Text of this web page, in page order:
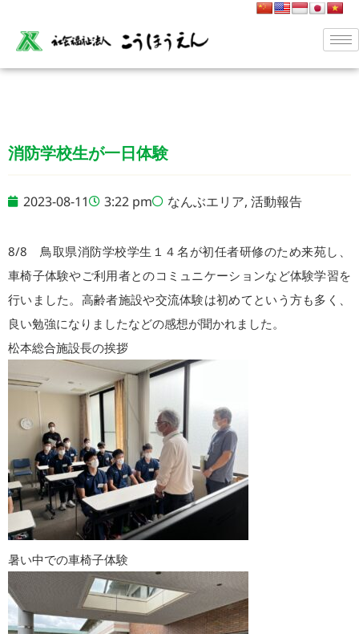
消防学校生が一日体験
2023-08-11 3:22 pm なんぶエリア, 活動報告
8/8 鳥取県消防学校学生１４名が初任者研修のため来苑し、
車椅子体験やご利用者とのコミュニケーションなど体験学習を
行いました。高齢者施設や交流体験は初めてという方も多く、
良い勉強になりましたなどの感想が聞かれました。
松本総合施設長の挨拶
暑い中での車椅子体験